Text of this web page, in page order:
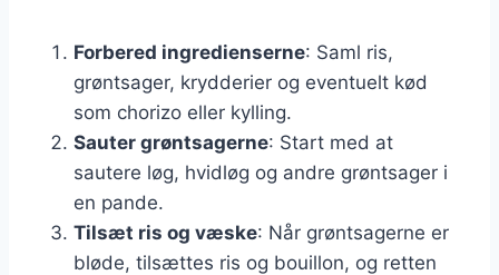
Forbered ingredienserne: Saml ris,
grøntsager, krydderier og eventuelt kød
som chorizo eller kylling.
Sauter grøntsagerne: Start med at
sautere løg, hvidløg og andre grøntsager i
en pande.
Tilsæt ris og væske: Når grøntsagerne er
bløde, tilsættes ris og bouillon, og retten